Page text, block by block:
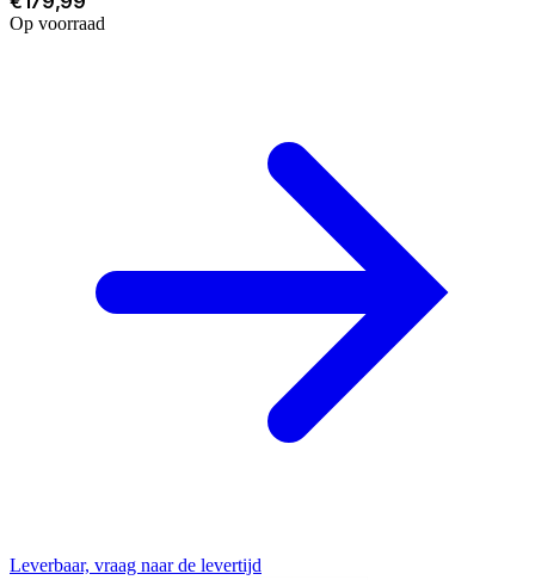
Op voorraad
Leverbaar, vraag naar de levertijd